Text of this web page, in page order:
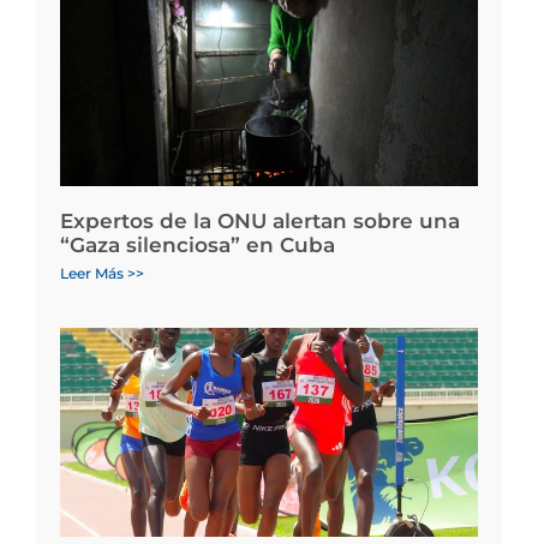
Expertos de la ONU alertan sobre una
“Gaza silenciosa” en Cuba
Leer Más >>